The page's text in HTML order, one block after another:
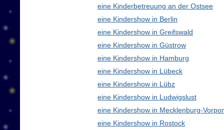
eine Kinderbetreuung an der Ostsee
eine Kindershow in Berlin
eine Kindershow in Greifswald
eine Kindershow in Güstrow
eine Kindershow in Hamburg
eine Kindershow in Lübeck
eine Kindershow in Lübz
eine Kindershow in Ludwigslust
eine Kindershow in Mecklenburg-
eine Kindershow in Rostock